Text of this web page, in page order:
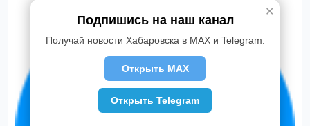
✕
Подпишись на наш канал
Получай новости Хабаровска в MAX и Telegram.
Открыть MAX
Открыть Telegram